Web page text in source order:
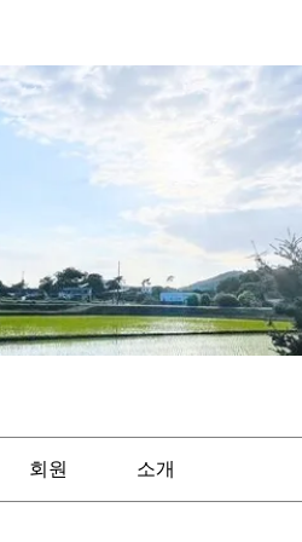
회원 소개